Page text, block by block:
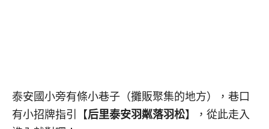
泰安國小旁有條小巷子（攤販聚集的地方），巷口
有小招牌指引【后里泰安羽粼落羽松】，從此走入